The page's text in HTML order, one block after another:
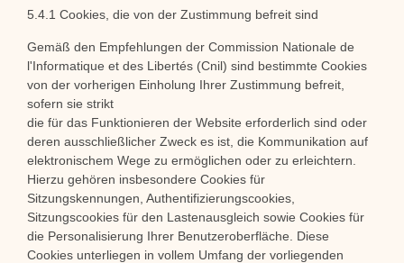
5.4.1 Cookies, die von der Zustimmung befreit sind
Gemäß den Empfehlungen der Commission Nationale de
l'Informatique et des Libertés (Cnil) sind bestimmte Cookies
von der vorherigen Einholung Ihrer Zustimmung befreit,
sofern sie strikt
die für das Funktionieren der Website erforderlich sind oder
deren ausschließlicher Zweck es ist, die Kommunikation auf
elektronischem Wege zu ermöglichen oder zu erleichtern.
Hierzu gehören insbesondere Cookies für
Sitzungskennungen, Authentifizierungscookies,
Sitzungscookies für den Lastenausgleich sowie Cookies für
die Personalisierung Ihrer Benutzeroberfläche. Diese
Cookies unterliegen in vollem Umfang der vorliegenden